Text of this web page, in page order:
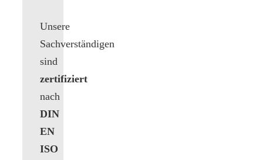
Unsere
Sachverständigen
sind
zertifiziert
nach
DIN
EN
ISO